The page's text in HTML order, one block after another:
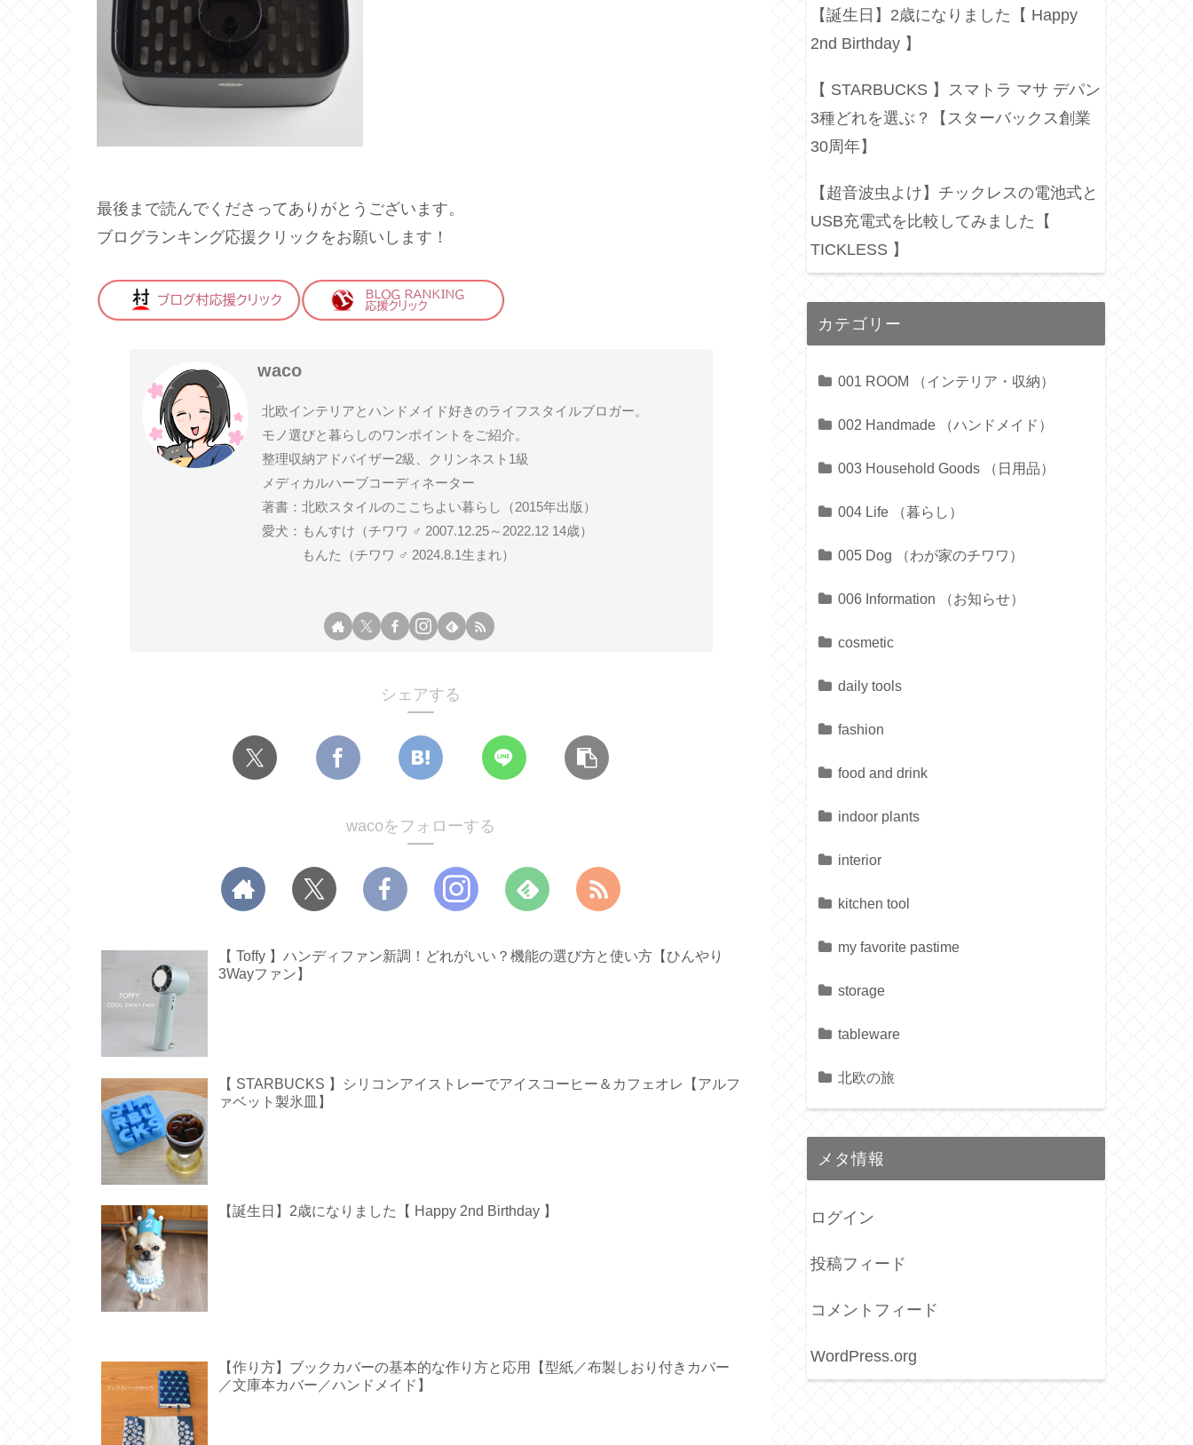
最後まで読んでくださってありがとうございます。
ブログランキング応援クリックをお願いします！
waco
北欧インテリアとハンドメイド好きのライフスタイルブロガー。
モノ選びと暮らしのワンポイントをご紹介。
整理収納アドバイザー2級、クリンネスト1級
メディカルハーブコーディネーター
著書：北欧スタイルのここちよい暮らし（2015年出版）
愛犬：もんすけ（チワワ ♂ 2007.12.25～2022.12 14歳）
もんた（チワワ ♂ 2024.8.1生まれ）
シェアする
wacoをフォローする
【 Toffy 】ハンディファン新調！どれがいい？機能の選び方と使い方【ひんやり
3Wayファン】
【 STARBUCKS 】シリコンアイストレーでアイスコーヒー＆カフェオレ【アルフ
ァベット製氷皿】
【誕生日】2歳になりました【 Happy 2nd Birthday 】
【作り方】ブックカバーの基本的な作り方と応用【型紙／布製しおり付きカバー
／文庫本カバー／ハンドメイド】
【誕生日】2歳になりました【 Happy
2nd Birthday 】
【 STARBUCKS 】スマトラ マサ デパン
3種どれを選ぶ？【スターバックス創業
30周年】
【超音波虫よけ】チックレスの電池式と
USB充電式を比較してみました【
TICKLESS 】
カテゴリー
001 ROOM （インテリア・収納）
002 Handmade （ハンドメイド）
003 Household Goods （日用品）
004 Life （暮らし）
005 Dog （わが家のチワワ）
006 Information （お知らせ）
cosmetic
daily tools
fashion
food and drink
indoor plants
interior
kitchen tool
my favorite pastime
storage
tableware
北欧の旅
メタ情報
ログイン
投稿フィード
コメントフィード
WordPress.org